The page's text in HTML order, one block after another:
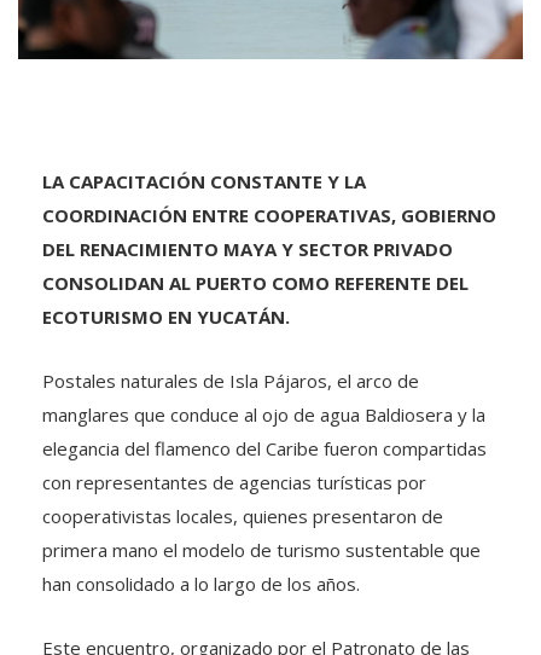
LA CAPACITACIÓN CONSTANTE Y LA
COORDINACIÓN ENTRE COOPERATIVAS, GOBIERNO
DEL RENACIMIENTO MAYA Y SECTOR PRIVADO
CONSOLIDAN AL PUERTO COMO REFERENTE DEL
ECOTURISMO EN YUCATÁN.
Postales naturales de Isla Pájaros, el arco de
manglares que conduce al ojo de agua Baldiosera y la
elegancia del flamenco del Caribe fueron compartidas
con representantes de agencias turísticas por
cooperativistas locales, quienes presentaron de
primera mano el modelo de turismo sustentable que
han consolidado a lo largo de los años.
Este encuentro, organizado por el Patronato de las